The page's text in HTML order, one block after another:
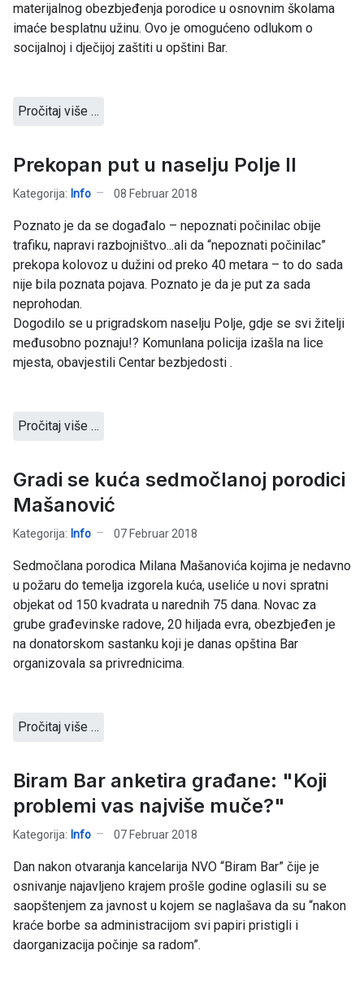
materijalnog obezbjeđenja porodice u osnovnim školama
imaće besplatnu užinu. Ovo je omogućeno odlukom o
socijalnoj i dječijoj zaštiti u opštini Bar.
Pročitaj više …
Prekopan put u naselju Polje II
Kategorija: Info 08 Februar 2018
Poznato je da se događalo – nepoznati počinilac obije
trafiku, napravi razbojništvo...ali da “nepoznati počinilac”
prekopa kolovoz u dužini od preko 40 metara – to do sada
nije bila poznata pojava. Poznato je da je put za sada
neprohodan.
Dogodilo se u prigradskom naselju Polje, gdje se svi žitelji
međusobno poznaju!? Komunlana policija izašla na lice
mjesta, obavjestili Centar bezbjedosti .
Pročitaj više …
Gradi se kuća sedmočlanoj porodici
Mašanović
Kategorija: Info 07 Februar 2018
Sedmočlana porodica Milana Mašanovića kojima je nedavno
u požaru do temelja izgorela kuća, useliće u novi spratni
objekat od 150 kvadrata u narednih 75 dana. Novac za
grube građevinske radove, 20 hiljada evra, obezbjeđen je
na donatorskom sastanku koji je danas opština Bar
organizovala sa privrednicima.
Pročitaj više …
Biram Bar anketira građane: "Koji
problemi vas najviše muče?"
Kategorija: Info 07 Februar 2018
Dan nakon otvaranja kancelarija NVO “Biram Bar” čije je
osnivanje najavljeno krajem prošle godine oglasili su se
saopštenjem za javnost u kojem se naglašava da su “nakon
kraće borbe sa administracijom svi papiri pristigli i
daorganizacija počinje sa radom”.